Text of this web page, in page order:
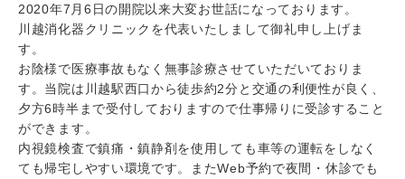
2020年7月6日の開院以来大変お世話になっております。
川越消化器クリニックを代表いたしまして御礼申し上げま
す。
お陰様で医療事故もなく無事診療させていただいておりま
す。当院は川越駅西口から徒歩約2分と交通の利便性が良く、
夕方6時半まで受付しておりますので仕事帰りに受診すること
ができます。
内視鏡検査で鎮痛・鎮静剤を使用しても車等の運転をしなく
ても帰宅しやすい環境です。またWeb予約で夜間・休診でも